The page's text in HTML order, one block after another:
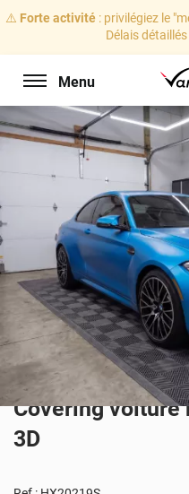
⚠️ Forte activité: privilégiez le
Délais
Menu
Covering voiture
3D